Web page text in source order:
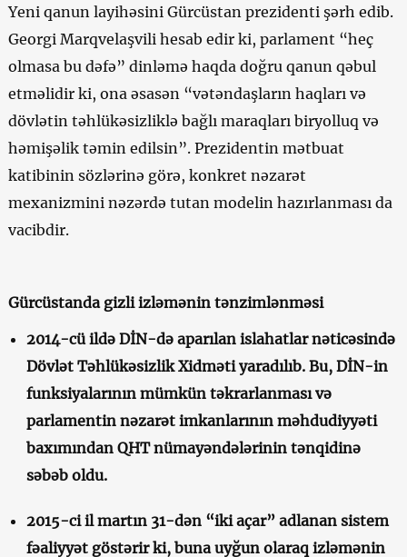
Yeni qanun layihəsini Gürcüstan prezidenti şərh edib.
Georgi Marqvelaşvili hesab edir ki, parlament “heç
olmasa bu dəfə” dinləmə haqda doğru qanun qəbul
etməlidir ki, ona əsasən “vətəndaşların haqları və
dövlətin təhlükəsizliklə bağlı maraqları biryolluq və
həmişəlik təmin edilsin”. Prezidentin mətbuat
katibinin sözlərinə görə, konkret nəzarət
mexanizmini nəzərdə tutan modelin hazırlanması da
vacibdir.
Gürcüstanda gizli izləmənin tənzimlənməsi
2014-cü ildə DİN-də aparılan islahatlar nəticəsində
Dövlət Təhlükəsizlik Xidməti yaradılıb. Bu, DİN-in
funksiyalarının mümkün təkrarlanması və
parlamentin nəzarət imkanlarının məhdudiyyəti
baxımından QHT nümayəndələrinin tənqidinə
səbəb oldu.
2015-ci il martın 31-dən “iki açar” adlanan sistem
fəaliyyət göstərir ki, buna uyğun olaraq izləmənin